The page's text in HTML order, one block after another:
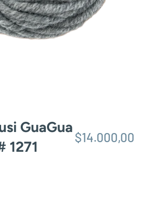
GuaGua
1271
$14.000,00